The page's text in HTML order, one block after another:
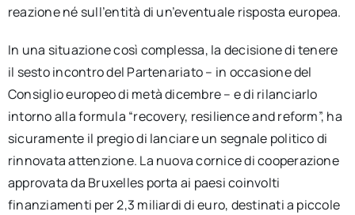
reazione né sull’entità di un’eventuale risposta europea.
In una situazione così complessa, la decisione di tenere
il sesto incontro del Partenariato – in occasione del
Consiglio europeo di metà dicembre – e di rilanciarlo
intorno alla formula “recovery, resilience and reform”, ha
sicuramente il pregio di lanciare un segnale politico di
rinnovata attenzione. La nuova cornice di cooperazione
approvata da Bruxelles porta ai paesi coinvolti
finanziamenti per 2,3 miliardi di euro, destinati a piccole